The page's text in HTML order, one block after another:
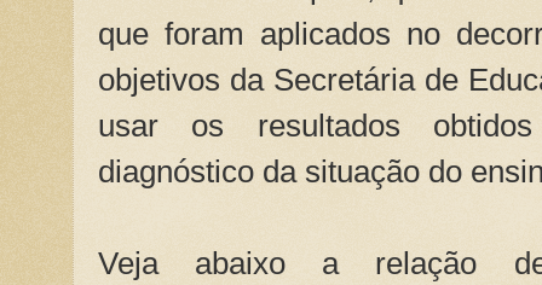
que foram aplicados no
objetivos da Secretária de
usar os resultados
diagnóstico da situação do
Veja abaixo a relação